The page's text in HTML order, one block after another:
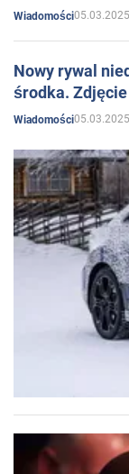
Wiadomości
Nowy rywal
środka. Zdjęcie
Wiadomości